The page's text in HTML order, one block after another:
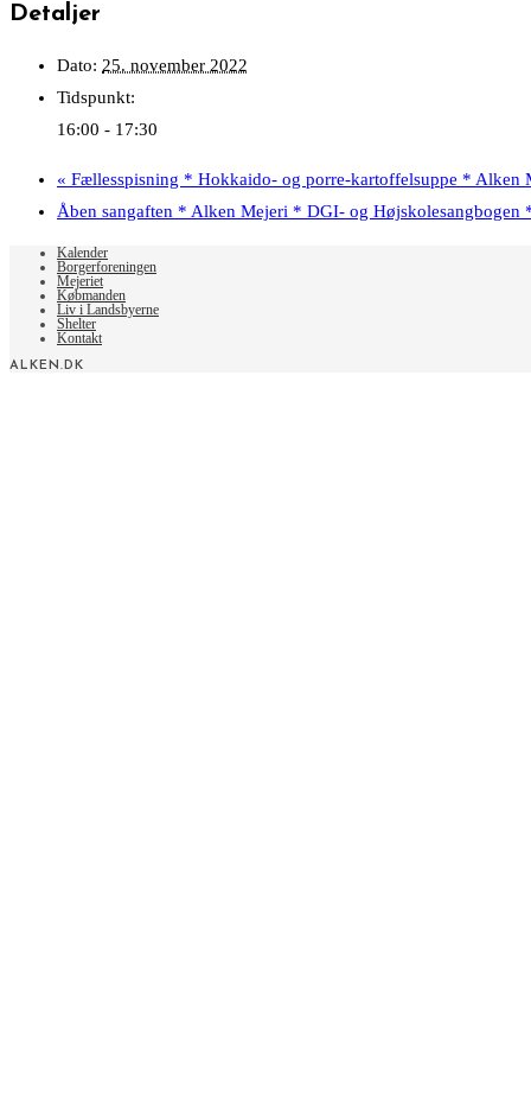
Detaljer
Dato: 25. november 2022
Tidspunkt:
16:00 - 17:30
« Fællesspisning * Hokkaido- og porre-kartoffelsuppe * Alken
Åben sangaften * Alken Mejeri * DGI- og Højskolesangbogen
Kalender
Borgerforeningen
Mejeriet
Købmanden
Liv i Landsbyerne
Shelter
Kontakt
ALKEN.DK